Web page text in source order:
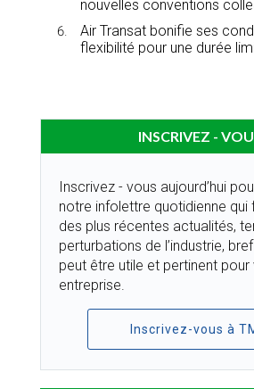
nouvelles conventions
Air Transat bonifie ses
flexibilité pour une durée
INSCRIVEZ -
Inscrivez - vous aujourd’hui
notre infolettre quotidienne qui
des plus récentes actualités,
perturbations de l’industrie,
peut être utile et pertinent pour
entreprise.
Inscrivez-vous à